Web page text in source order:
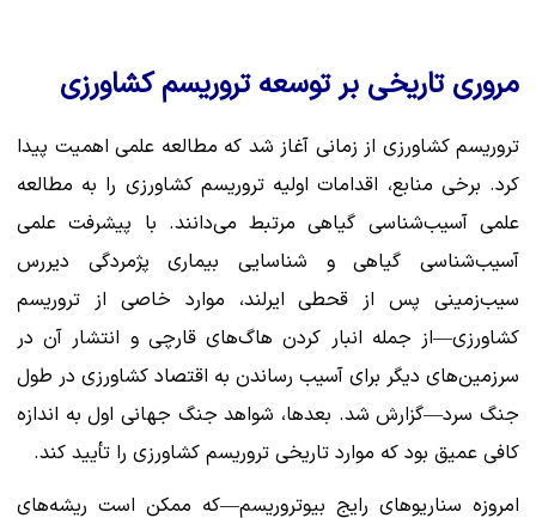
مروری تاریخی بر توسعه تروریسم کشاورزی
تروریسم کشاورزی از زمانی آغاز شد که مطالعه علمی اهمیت پیدا
کرد. برخی منابع، اقدامات اولیه تروریسم کشاورزی را به مطالعه
علمی آسیب‌شناسی گیاهی مرتبط می‌دانند. با پیشرفت علمی
آسیب‌شناسی گیاهی و شناسایی بیماری پژمردگی دیررس
سیب‌زمینی پس از قحطی ایرلند، موارد خاصی از تروریسم
کشاورزی—از جمله انبار کردن هاگ‌های قارچی و انتشار آن در
سرزمین‌های دیگر برای آسیب رساندن به اقتصاد کشاورزی در طول
جنگ سرد—گزارش شد. بعدها، شواهد جنگ جهانی اول به اندازه
کافی عمیق بود که موارد تاریخی تروریسم کشاورزی را تأیید کند.
امروزه سناریوهای رایج بیوتروریسم—که ممکن است ریشه‌های